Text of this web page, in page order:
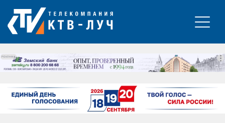
РЕКЛАМА